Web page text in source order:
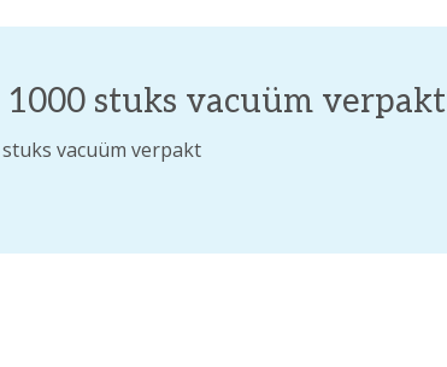
1000 stuks vacuüm verpakt
vacuüm verpakt